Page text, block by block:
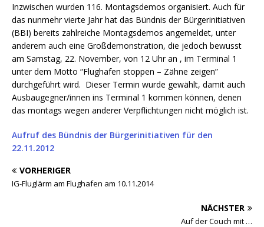
Inzwischen wurden 116. Montagsdemos organisiert. Auch für
das nunmehr vierte Jahr hat das Bündnis der Bürgerinitiativen
(BBI) bereits zahlreiche Montagsdemos angemeldet, unter
anderem auch eine Großdemonstration, die jedoch bewusst
am Samstag, 22. November, von 12 Uhr an , im Terminal 1
unter dem Motto “Flughafen stoppen – Zähne zeigen”
durchgeführt wird. Dieser Termin wurde gewählt, damit auch
Ausbaugegner/innen ins Terminal 1 kommen können, denen
das montags wegen anderer Verpflichtungen nicht möglich ist.
Aufruf des Bündnis der Bürgerinitiativen für den
22.11.2012
VORHERIGER
IG-Fluglärm am Flughafen am 10.11.2014
NÄCHSTER
Auf der Couch mit …